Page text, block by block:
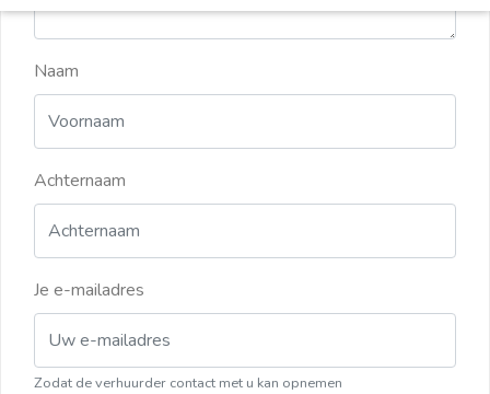
Naam
Achternaam
Je e-mailadres
Zodat de verhuurder contact met u kan opnemen